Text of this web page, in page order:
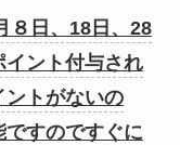
８日、18日、28
イント付与され
ントがないの
すのですぐに